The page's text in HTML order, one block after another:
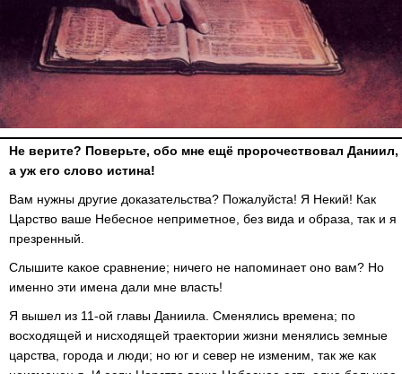
Не верите? Поверьте, обо мне ещё пророчествовал Даниил,
а уж его слово истина!
Вам нужны другие доказательства? Пожалуйста! Я Некий! Как
Царство ваше Небесное неприметное, без вида и образа, так и я
презренный.
Слышите какое сравнение; ничего не напоминает оно вам? Но
именно эти имена дали мне власть!
Я вышел из 11-ой главы Даниила. Сменялись времена; по
восходящей и нисходящей траектории жизни менялись земные
царства, города и люди; но юг и север не изменим, так же как